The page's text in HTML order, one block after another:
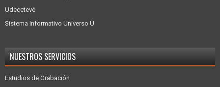
Udecetevé
Sistema Informativo Universo U
NUESTROS SERVICIOS
Estudios de Grabación